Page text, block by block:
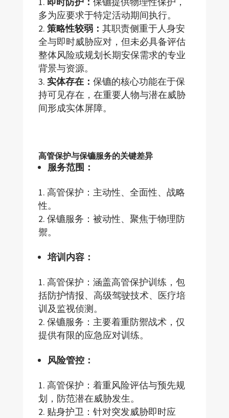
多为应要求于特定活动期间执行。
策略性较弱： 其职责侧重于人身安
全与即时威胁应对，但未必具备评估
整体风险或规划长期安保需求的专业
背景与资源。
实体存在： 保镳的核心功能在于保
持可见存在，在重要人物与潜在威胁
间形成实体屏障。
高管保护与保镳服务的关键差异
服务范围：
高管保护：主动性、全面性、战略
性。
保镳服务：被动性、聚焦于物理防
禦。
培训内容：
高管保护：涵盖高管保护训练，包
括防护情报、高级驾驶技术、医疗培
训及监视侦测。
保镳服务：主要着重防禦战术，仅
提供有限的应急应对训练。
风险管控：
高管保护：着重风险评估与预先规
划，防范潜在威胁发生。
贴身护卫：针对突发威胁即时应